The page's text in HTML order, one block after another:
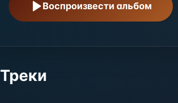
Воспроизвести альбом
Треки